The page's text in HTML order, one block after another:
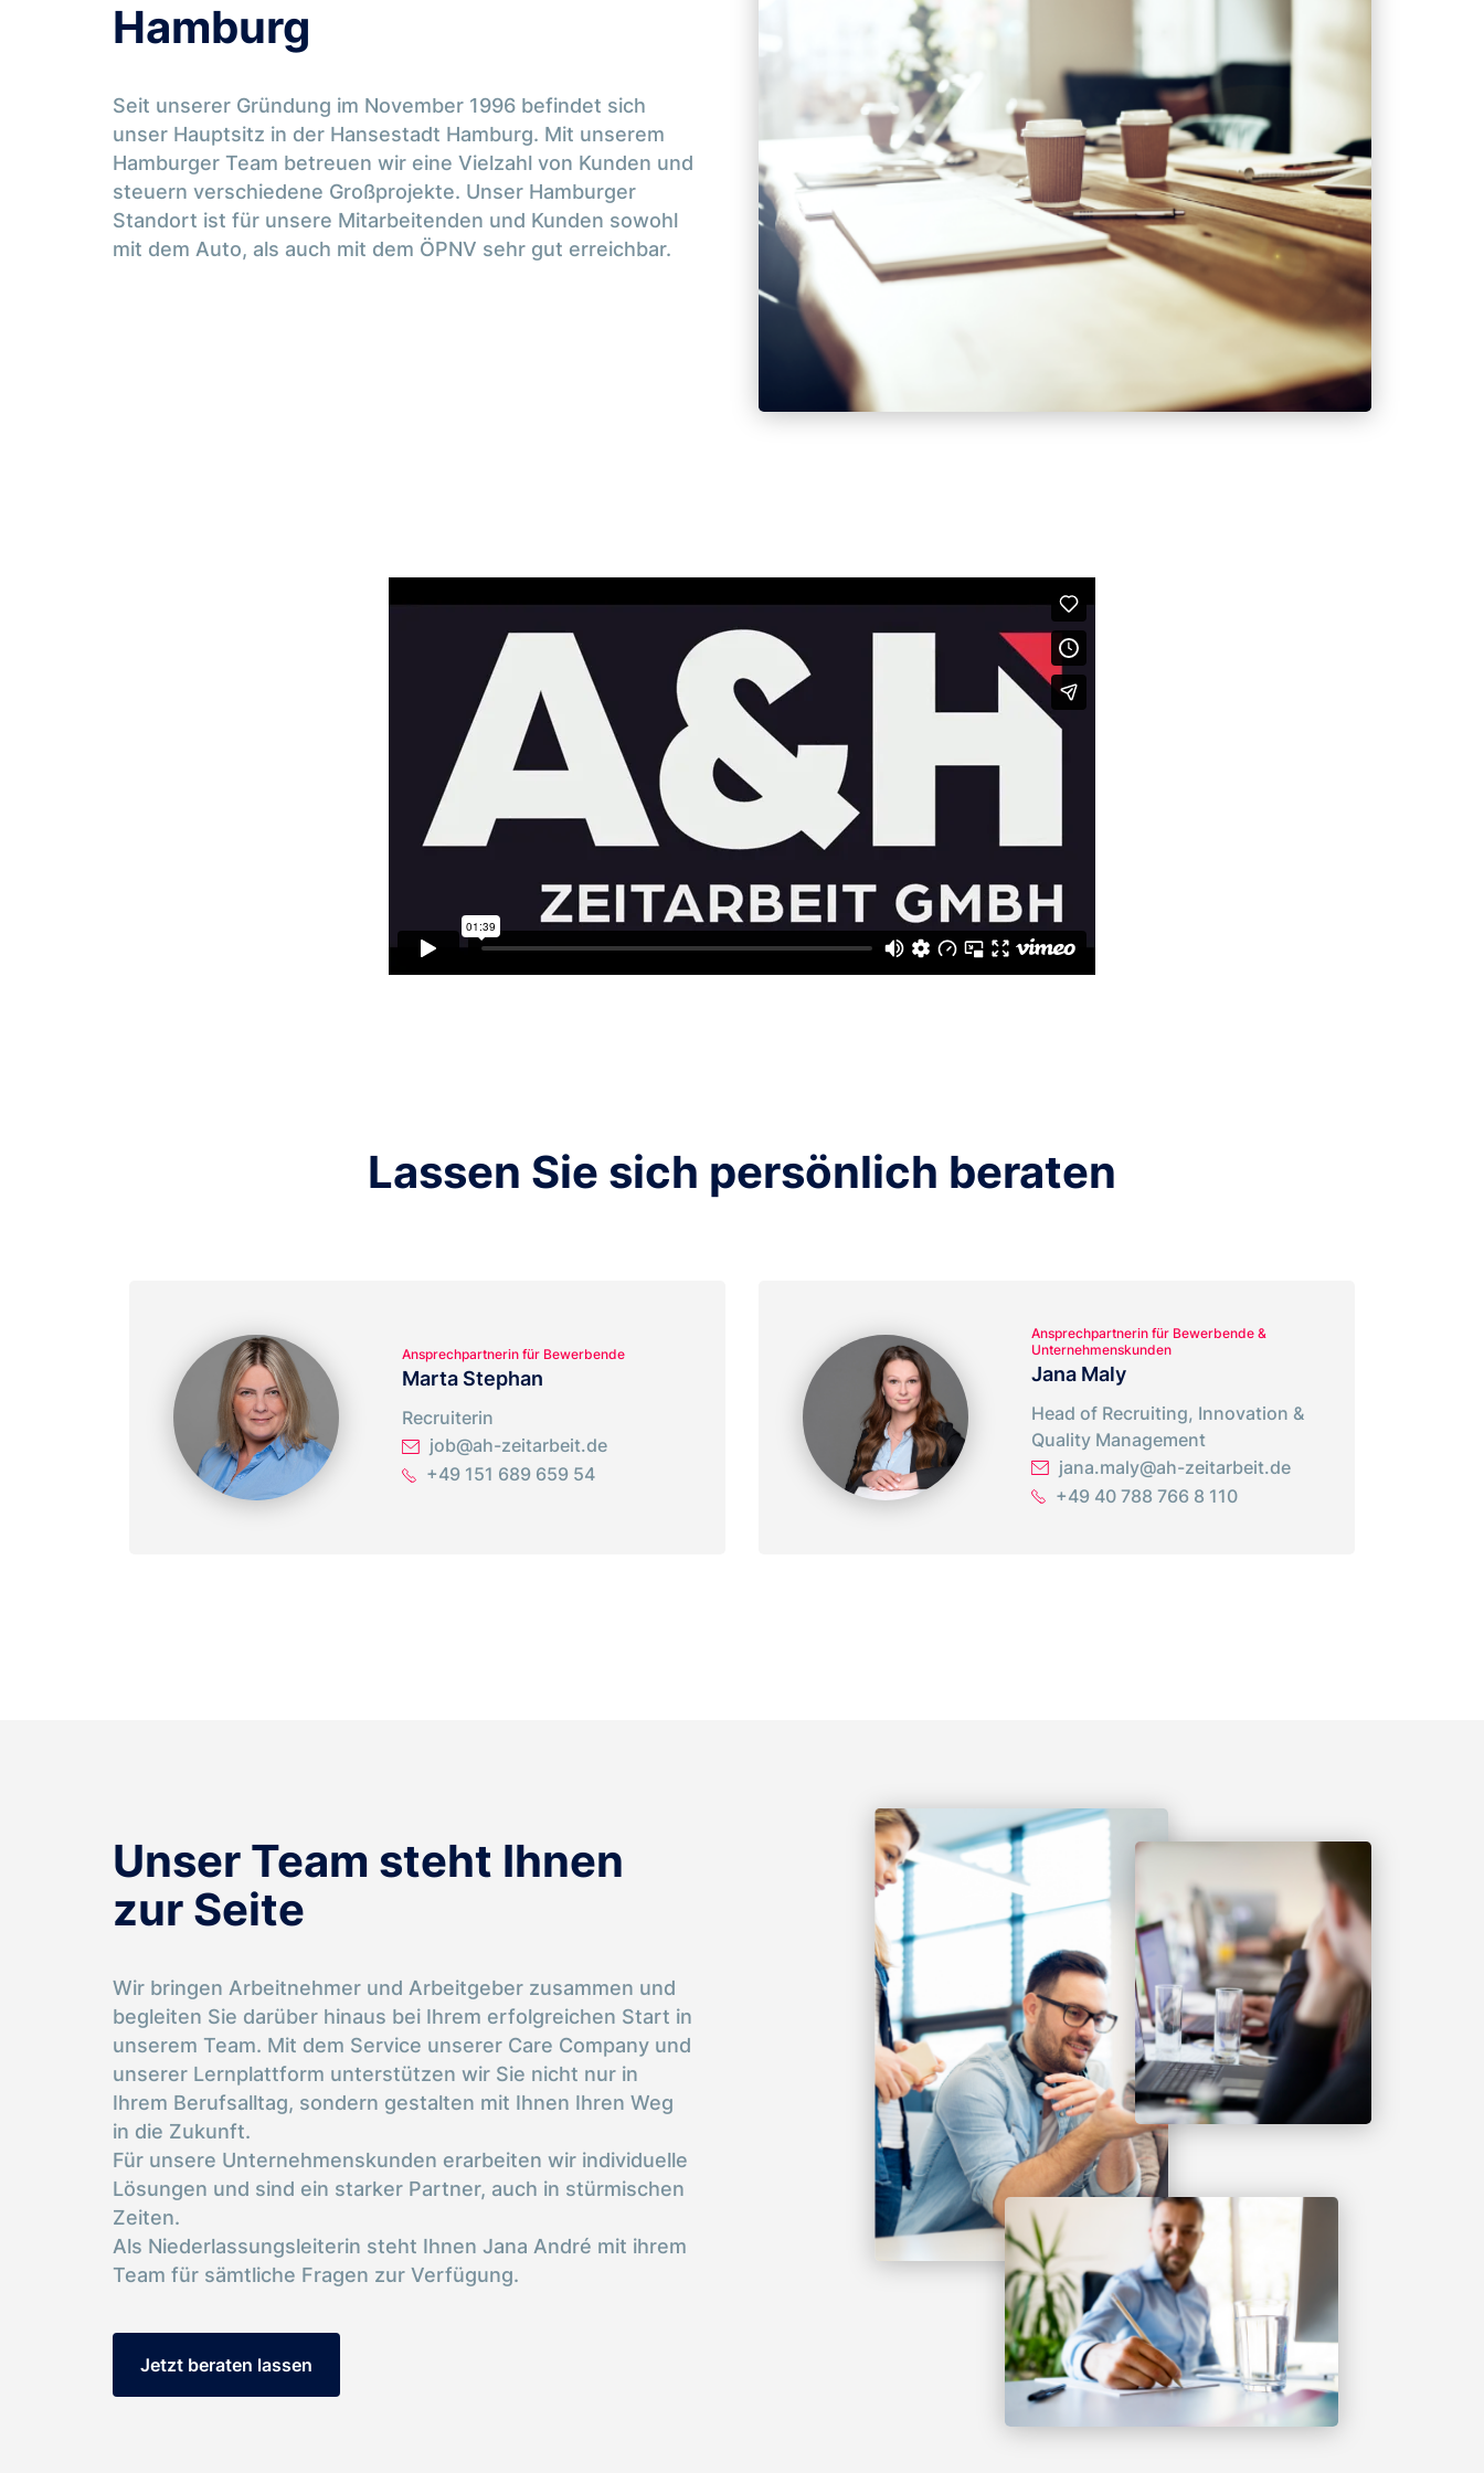
Hamburg
Seit unserer Gründung im November 1996 befindet sich
unser Hauptsitz in der Hansestadt Hamburg. Mit unserem
Hamburger Team betreuen wir eine Vielzahl von Kunden und
steuern verschiedene Großprojekte. Unser Hamburger
Standort ist für unsere Mitarbeitenden und Kunden sowohl
mit dem Auto, als auch mit dem ÖPNV sehr gut erreichbar.
Lassen Sie sich persönlich beraten
Ansprechpartnerin für Bewerbende
Marta Stephan
Recruiterin
job@ah-zeitarbeit.de
+49 151 689 659 54
Ansprechpartnerin für Bewerbende &
Unternehmenskunden
Jana Maly
Head of Recruiting, Innovation &
Quality Management
jana.maly@ah-zeitarbeit.de
+49 40 788 766 8 110
Unser Team steht Ihnen
zur Seite
Wir bringen Arbeitnehmer und Arbeitgeber zusammen und
begleiten Sie darüber hinaus bei Ihrem erfolgreichen Start in
unserem Team. Mit dem Service unserer Care Company und
unserer Lernplattform unterstützen wir Sie nicht nur in
Ihrem Berufsalltag, sondern gestalten mit Ihnen Ihren Weg
in die Zukunft.
Für unsere Unternehmenskunden erarbeiten wir individuelle
Lösungen und sind ein starker Partner, auch in stürmischen
Zeiten.
Als Niederlassungsleiterin steht Ihnen Jana André mit ihrem
Team für sämtliche Fragen zur Verfügung.
Jetzt beraten lassen